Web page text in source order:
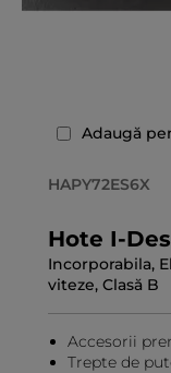
Adaugă
HAPY72ES6X
Hote I-
Incorporabila,
viteze, Clasă B
Accesorii
Trepte de